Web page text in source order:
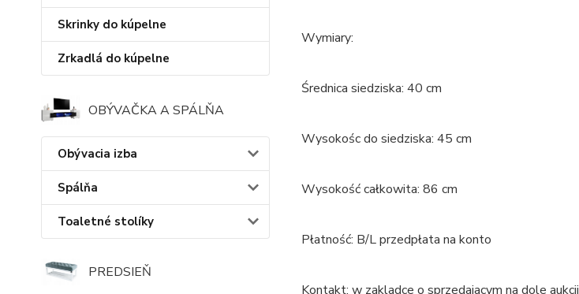
Skrinky do kúpelne
Zrkadlá do kúpelne
OBÝVAČKA A SPÁLŇA
Obývacia izba
Spálňa
Toaletné stolíky
PREDSIEŇ
Wymiary:
Średnica siedziska: 40 cm
Wysokośc do siedziska: 45 cm
Wysokość całkowita: 86 cm
Płatność: B/L przedpłata na konto
Kontakt: w zakladce o sprzedajacym na dole aukcji